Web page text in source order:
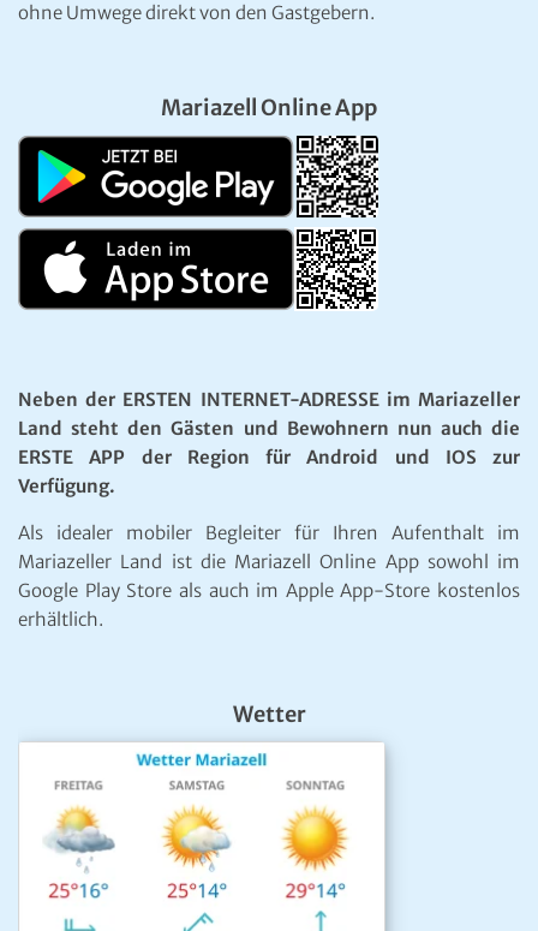
ohne Umwege direkt von den Gastgebern.
Mariazell Online App
Neben der ERSTEN INTERNET-ADRESSE im Mariazeller
Land steht den Gästen und Bewohnern nun auch die
ERSTE APP der Region für Android und IOS zur
Verfügung.
Als idealer mobiler Begleiter für Ihren Aufenthalt im
Mariazeller Land ist die Mariazell Online App sowohl im
Google Play Store als auch im Apple App-Store kostenlos
erhältlich.
Wetter